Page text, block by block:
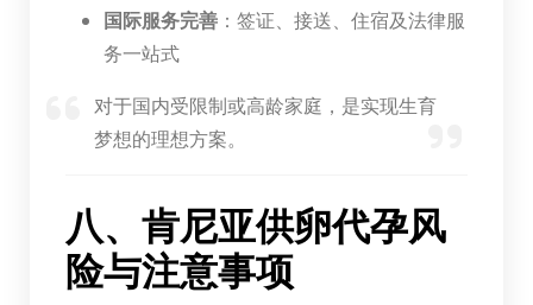
国际服务完善：签证、接送、住宿及法律服
务一站式
对于国内受限制或高龄家庭，是实现生育
梦想的理想方案。
八、肯尼亚供卵代孕风
险与注意事项